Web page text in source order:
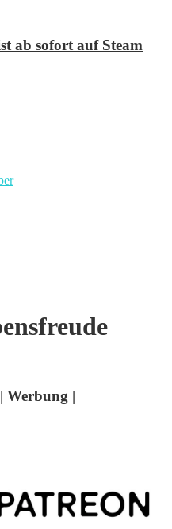
ab sofort auf Steam
Werbung |